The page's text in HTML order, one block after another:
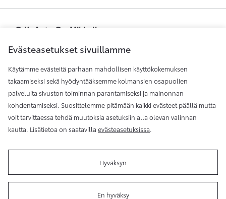
O.K. Auto Oy, Mikkeli
O.K. Auto Oy, Savonlinna
O.K. Auto Oy, Äänekoski
Evästeasetukset
Evästeasetukset sivuillamme
Käytämme evästeitä parhaan mahdollisen käyttökokemuksen
takaamiseksi sekä hyödyntääksemme kolmansien osapuolien
palveluita sivuston toiminnan parantamiseksi ja mainonnan
kohdentamiseksi. Suosittelemme pitämään kaikki evästeet päällä mutta
voit tarvittaessa tehdä muutoksia asetuksiin alla olevan valinnan
kautta. Lisätietoa on saatavilla evästeasetuksissa.
Hyväksyn
En hyväksy